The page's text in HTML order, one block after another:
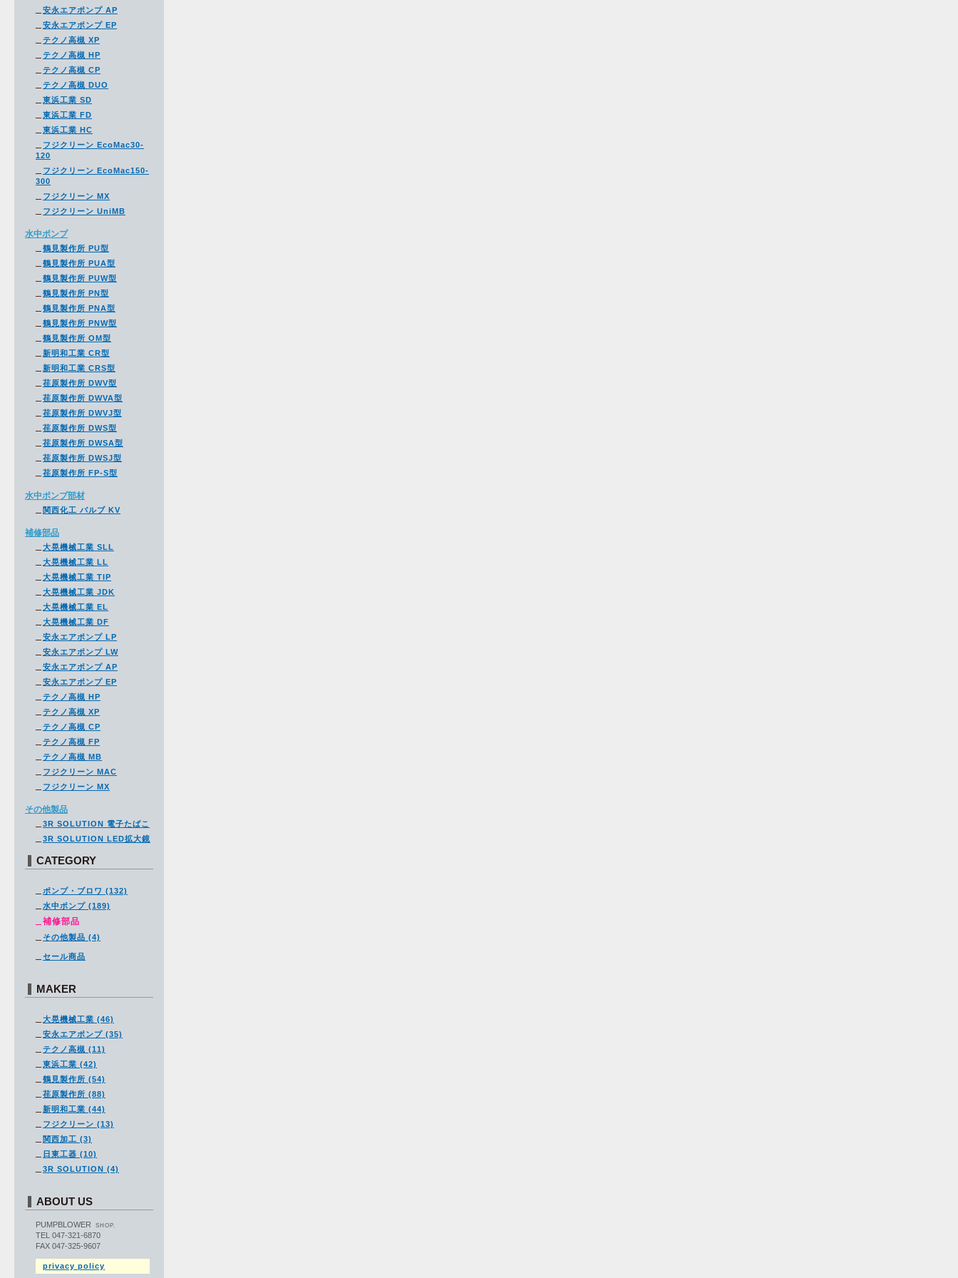
安永エアポンプ AP
安永エアポンプ EP
テクノ高槻 XP
テクノ高槻 HP
テクノ高槻 CP
テクノ高槻 DUO
東浜工業 SD
東浜工業 FD
東浜工業 HC
フジクリーン EcoMac30-
120
フジクリーン EcoMac150-
300
フジクリーン MX
フジクリーン UniMB
水中ポンプ
鶴見製作所 PU型
鶴見製作所 PUA型
鶴見製作所 PUW型
鶴見製作所 PN型
鶴見製作所 PNA型
鶴見製作所 PNW型
鶴見製作所 OM型
新明和工業 CR型
新明和工業 CRS型
荏原製作所 DWV型
荏原製作所 DWVA型
荏原製作所 DWVJ型
荏原製作所 DWS型
荏原製作所 DWSA型
荏原製作所 DWSJ型
荏原製作所 FP-S型
水中ポンプ部材
関西化工 バルブ KV
補修部品
大晃機械工業 SLL
大晃機械工業 LL
大晃機械工業 TIP
大晃機械工業 JDK
大晃機械工業 EL
大晃機械工業 DF
安永エアポンプ LP
安永エアポンプ LW
安永エアポンプ AP
安永エアポンプ EP
テクノ高槻 HP
テクノ高槻 XP
テクノ高槻 CP
テクノ高槻 FP
テクノ高槻 MB
フジクリーン MAC
フジクリーン MX
その他製品
3R SOLUTION 電子たばこ
3R SOLUTION LED拡大鏡
CATEGORY
ポンプ・ブロワ (132)
水中ポンプ (189)
補修部品
その他製品 (4)
セール商品
MAKER
大晃機械工業 (46)
安永エアポンプ (35)
テクノ高槻 (11)
東浜工業 (42)
鶴見製作所 (54)
荏原製作所 (88)
新明和工業 (44)
フジクリーン (13)
関西加工 (3)
日東工器 (10)
3R SOLUTION (4)
ABOUT US
PUMPBLOWER SHOP.
TEL 047-321-6870
FAX 047-325-9607
privacy policy